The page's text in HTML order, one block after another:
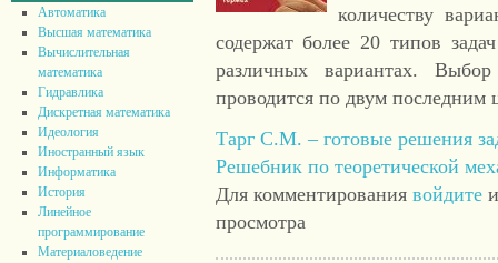
Автоматика
Высшая математика
Вычислительная
математика
Гидравлика
Дискретная математика
Идеология
Иностранный язык
Информатика
История
Линейное
программирование
Материаловедение
количеству
содержат более 20 типов
различных вариантах.
проводится по двум последним
Тарг С.М. – готовые решения
Решебник по теоретической
Для комментирования войдите
просмотра